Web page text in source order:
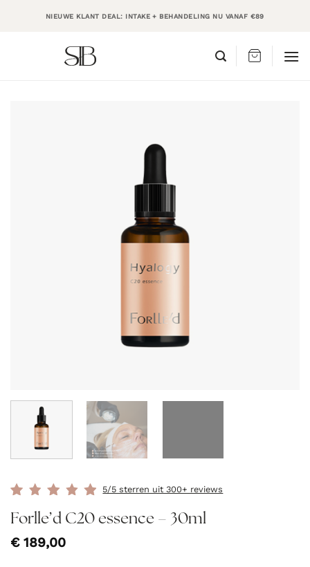
NIEUWE KLANT DEAL: INTAKE + BEHANDELING NU VANAF €89
5/5 sterren uit 300+ reviews
Forlle’d C20 essence – 30ml
€189,00